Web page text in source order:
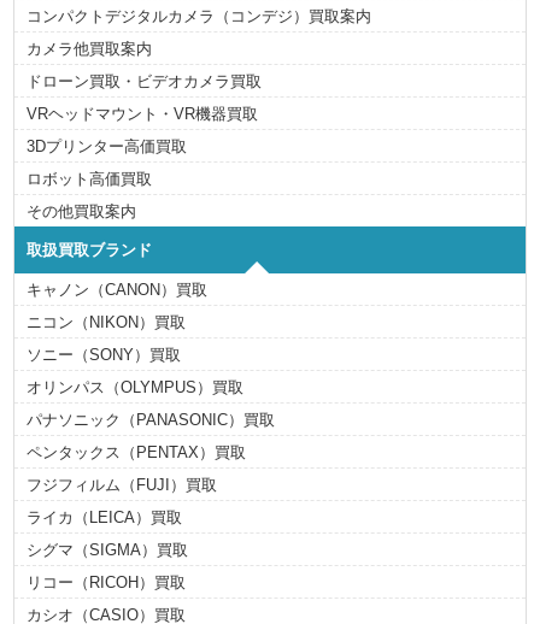
コンパクトデジタルカメラ（コンデジ）買取案内
カメラ他買取案内
ドローン買取・ビデオカメラ買取
VRヘッドマウント・VR機器買取
3Dプリンター高価買取
ロボット高価買取
その他買取案内
取扱買取ブランド
キャノン（CANON）買取
ニコン（NIKON）買取
ソニー（SONY）買取
オリンパス（OLYMPUS）買取
パナソニック（PANASONIC）買取
ペンタックス（PENTAX）買取
フジフィルム（FUJI）買取
ライカ（LEICA）買取
シグマ（SIGMA）買取
リコー（RICOH）買取
カシオ（CASIO）買取